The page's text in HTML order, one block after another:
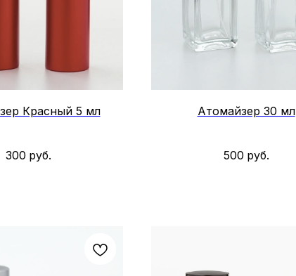
Красный 5 мл
300 руб.
Атомайзер 30 мл
500 руб.